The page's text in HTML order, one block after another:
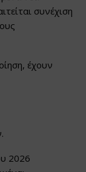
συνέχιση
έχουν
2026